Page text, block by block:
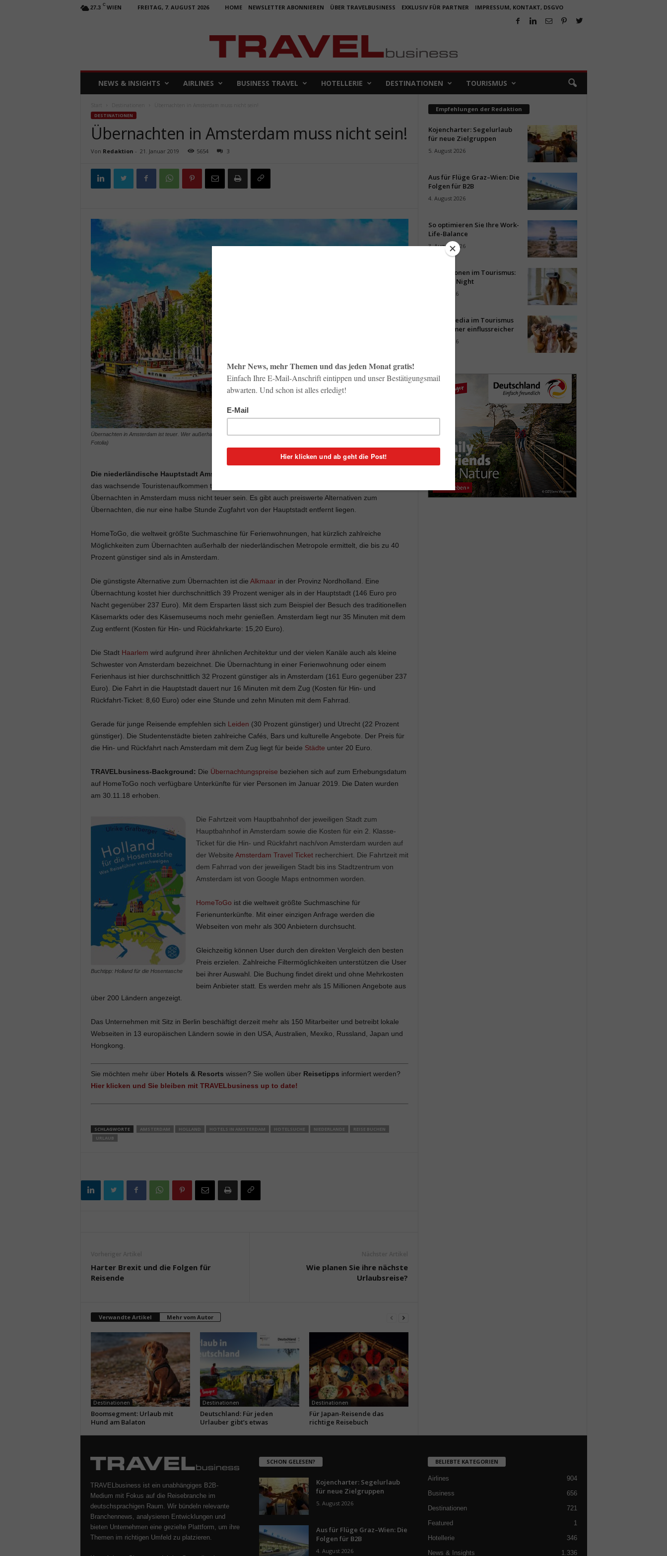
27.3 C WIEN FREITAG, 7. AUGUST 2026 HOME NEWSLETTER ABONNIEREN ÜBER TRAVELBUSINESS EXKLUSIV FÜR PARTNER IMPRESSUM, KONTAKT, DSGVO
A
NEWS & INSIGHTS AIRLINES BUSINESS TRAVEL HOTELLERIE DESTINATIONEN TOURISMUS
DESTINATIONEN
Übernachten in Amsterdam muss nicht sein!
Von Redaktion - 21. Januar 2019 5654 3
Übernachten in Amsterdam ist teuer. Wer außerhalb der Metropole übernachtet, spart bis zu 40 Prozent (Foto: Sergii Figurny,
Fotolia)
Die niederländische Hauptstadt Amsterdam
das wachsende Touristenaufkommen treibt die Hotelpreise in der Metropole stetig nach oben. Aber
Übernachten in Amsterdam muss nicht teuer sein. Es gibt auch preiswerte Alternativen zum
Übernachten, die nur eine halbe Stunde Zugfahrt von der Hauptstadt entfernt liegen.
HomeToGo, die weltweit größte Suchmaschine für Ferienwohnungen, hat kürzlich zahlreiche
Möglichkeiten zum Übernachten außerhalb der niederländischen Metropole ermittelt, die bis zu 40
Prozent günstiger sind als in Amsterdam.
Die günstigste Alternative zum Übernachten ist die Alkmaarin der Provinz Nordholland. Eine
Übernachtung kostet hier durchschnittlich 39 Prozent weniger als in der Hauptstadt (146 Euro pro
Nacht gegenüber 237 Euro). Mit dem Ersparten lässt sich zum Beispiel der Besuch des traditionellen
Käsemarkts oder des Käsemuseums noch mehr genießen. Amsterdam liegt nur 35 Minuten mit dem
Zug entfernt (Kosten für Hin- und Rückfahrkarte: 15,20 Euro).
Die Stadt Haarlem wird aufgrund ihrer ähnlichen Architektur und der vielen Kanäle auch als kleine
Schwester von Amsterdam bezeichnet. Die Übernachtung in einer Ferienwohnung oder einem
Ferienhaus ist hier durchschnittlich 32 Prozent günstiger als in Amsterdam (161 Euro gegenüber 237
Euro). Die Fahrt in die Hauptstadt dauert nur 16 Minuten mit dem Zug (Kosten für Hin- und
Rückfahrt-Ticket: 8,60 Euro) oder eine Stunde und zehn Minuten mit dem Fahrrad.
Gerade für junge Reisende empfehlen sich Leiden (30 Prozent günstiger) und Utrecht (22 Prozent
günstiger). Die Studentenstädte bieten zahlreiche Cafés, Bars und kulturelle Angebote. Der Preis für
die Hin- und Rückfahrt nach Amsterdam mit dem Zug liegt für beide Städte unter 20 Euro.
TRAVELbusiness-Background: Die Übernachtungspreise beziehen sich auf zum Erhebungsdatum
auf HomeToGo noch verfügbare Unterkünfte für vier Personen im Januar 2019. Die Daten wurden
am 30.11.18 erhoben.
Buchtipp: Holland für die Hosentasche
Die Fahrtzeit vom Hauptbahnhof der jeweiligen Stadt zum
Hauptbahnhof in Amsterdam sowie die Kosten für ein 2. Klasse-
Ticket für die Hin- und Rückfahrt nach/von Amsterdam wurden auf
der Website Amsterdam Travel Ticketrecherchiert. Die Fahrtzeit mit
dem Fahrrad von der jeweiligen Stadt bis ins Stadtzentrum von
Amsterdam ist von Google Maps entnommen worden.
HomeToGo ist die weltweit größte Suchmaschine für
Ferienunterkünfte. Mit einer einzigen Anfrage werden die
Webseiten von mehr als 300 Anbietern durchsucht.
Gleichzeitig können User durch den direkten Vergleich den besten
Preis erzielen. Zahlreiche Filtermöglichkeiten unterstützen die User
bei ihrer Auswahl. Die Buchung findet direkt und ohne Mehrkosten
beim Anbieter statt. Es werden mehr als 15 Millionen Angebote aus
über 200 Ländern angezeigt.
Das Unternehmen mit Sitz in Berlin beschäftigt derzeit mehr als 150 Mitarbeiter und betreibt lokale
Webseiten in 13 europäischen Ländern sowie in den USA, Australien, Mexiko, Russland, Japan und
Hongkong.
Sie möchten mehr über Hotels & Resorts wissen? Sie wollen über Reisetipps informiert werden?
Hier klicken und Sie bleiben mit TRAVELbusiness up to date!
SCHLAGWORTE AMSTERDAM HOLLAND HOTELS IN AMSTERDAM HOTELSUCHE NIEDERLANDE
REISE BUCHEN
URLAUB
Harter Brexit und die Folgen für
Reisende
Wie planen Sie ihre nächste
Urlaubsreise?
Verwandte Artikel Mehr vom Autor
Destinationen
Boomsegment: Urlaub mit
Hund am Balaton
Destinationen
Deutschland: Für jeden
Urlauber gibt’s etwas
Destinationen
Für Japan-Reisende das
richtige Reisebuch
Empfehlungen der Redaktion
Kojencharter: Segelurlaub
für neue Zielgruppen
5. August 2026
Aus für Flüge Graz–Wien: Die
Folgen für B2B
4. August 2026
So optimieren Sie Ihre Work-
Life-Balance
3. August 2026
Innovationen im Tourismus:
Start-up Night
31. Juli 2026
Social Media im Tourismus
wird immer einflussreicher
30. Juli 2026
TRAVELbusiness ist ein unabhängiges B2B-
Medium mit Fokus auf die Reisebranche im
deutschsprachigen Raum. Wir bündeln relevante
Branchennews, analysieren Entwicklungen und
bieten Unternehmen eine gezielte Plattform, um ihre
Themen im richtigen Umfeld zu platzieren.
SCHON GELESEN?
Kojencharter: Segelurlaub
für neue Zielgruppen
5. August 2026
Aus für Flüge Graz–Wien: Die
Folgen für B2B
4. August 2026
BELIEBTE KATEGORIEN
Airlines
904
Business
656
Destinationen
721
Featured
1
Hotellerie
346
News & Insights
1.336